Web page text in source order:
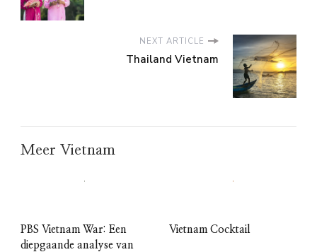
NEXT ARTICLE
Thailand Vietnam
Meer Vietnam
PBS Vietnam War: Een
diepgaande analyse van
Vietnam Cocktail